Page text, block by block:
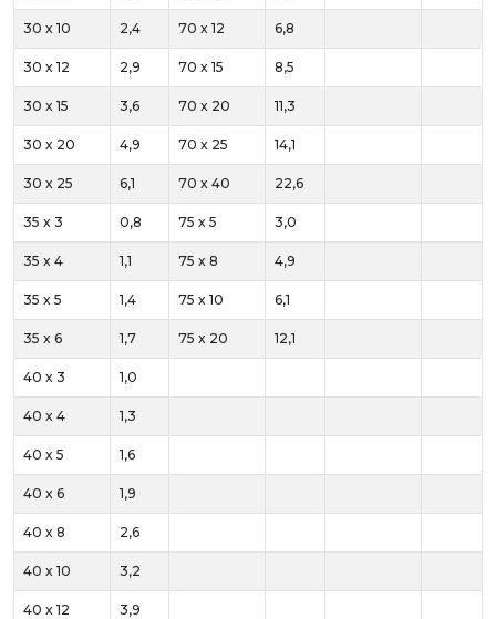
30 x 10 2,4 70 x 12 6,8
30 x 12 2,9 70 x 15 8,5
30 x 15 3,6 70 x 20 11,3
30 x 20 4,9 70 x 25 14,1
30 x 25 6,1 70 x 40 22,6
35 x 3 0,8 75 x 5 3,0
35 x 4 1,1 75 x 8 4,9
35 x 5 1,4 75 x 10 6,1
35 x 6 1,7 75 x 20 12,1
40 x 3 1,0
40 x 4 1,3
40 x 5 1,6
40 x 6 1,9
40 x 8 2,6
40 x 10 3,2
40 x 12 3,9